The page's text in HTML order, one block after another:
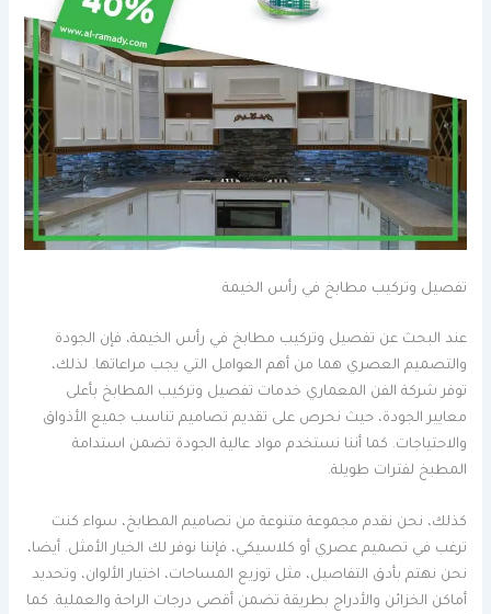
تفصيل وتركيب مطابخ في رأس الخيمة
عند البحث عن تفصيل وتركيب مطابخ في رأس الخيمة، فإن الجودة
والتصميم العصري هما من أهم العوامل التي يجب مراعاتها. لذلك،
توفر شركة الفن المعماري خدمات تفصيل وتركيب المطابخ بأعلى
معايير الجودة، حيث نحرص على تقديم تصاميم تناسب جميع الأذواق
والاحتياجات. كما أننا نستخدم مواد عالية الجودة تضمن استدامة
المطبخ لفترات طويلة.
كذلك، نحن نقدم مجموعة متنوعة من تصاميم المطابخ، سواء كنت
ترغب في تصميم عصري أو كلاسيكي، فإننا نوفر لك الخيار الأمثل. أيضا،
نحن نهتم بأدق التفاصيل، مثل توزيع المساحات، اختيار الألوان، وتحديد
أماكن الخزائن والأدراج بطريقة تضمن أقصى درجات الراحة والعملية. كما